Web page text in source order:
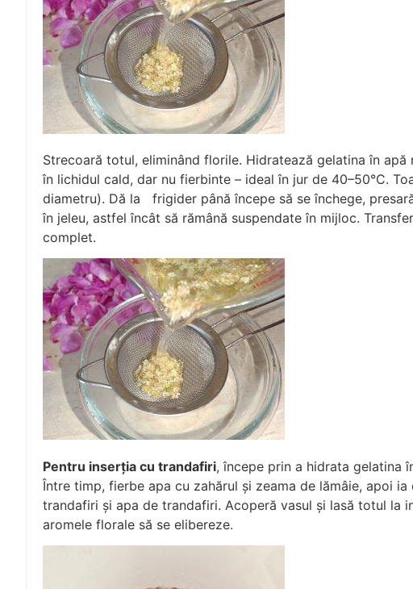
Strecoară totul, eliminând florile. Hidratează gelatina în
în lichidul cald, dar nu fierbinte – ideal în jur de 40–50°C.
diametru). Dă la frigider până începe să se închege,
în jeleu, astfel încât să rămână suspendate în mijloc.
complet.
Pentru inserția cu trandafiri, începe prin a hidrata gelatina
Între timp, fierbe apa cu zahărul și zeama de lămâie, apoi
trandafiri și apa de trandafiri. Acoperă vasul și lasă totul la
aromele florale să se elibereze.